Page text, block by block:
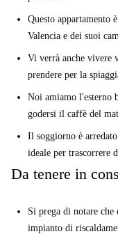
Questo appartamento
Valencia e dei suoi
Vi verrà anche vivere
prendere per la
Noi amiamo l'esterno
godersi il caffè del
Il soggiorno è
ideale per trascorrere
Da tenere in
Si prega di notare che
impianto di